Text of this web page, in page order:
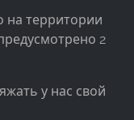
на территории
2
у нас свой